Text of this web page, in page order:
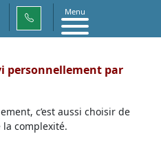
Menu
personnellement par
c’est aussi choisir de
complexité.